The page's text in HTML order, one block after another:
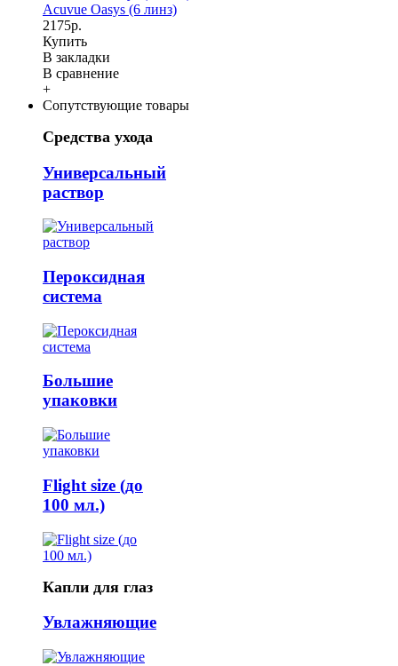
Acuvue Oasys (6 линз)
2175р.
Купить
В закладки
В сравнение
+
Сопутствующие товары
Средства ухода
Универсальный
раствор
Пероксидная
система
Большие
упаковки
Flight size (до
100 мл.)
Капли для глаз
Увлажняющие